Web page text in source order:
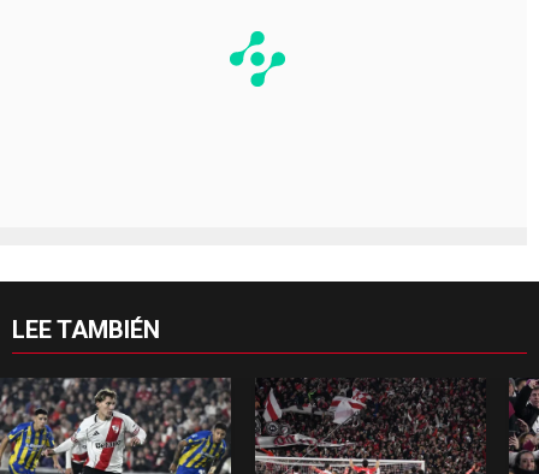
LEE TAMBIÉN